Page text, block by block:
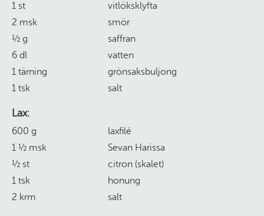
1 st
vitlöksklyfta
2 msk
smör
½ g
saffran
6 dl
vatten
1 tärning
grönsaksbuljong
1 tsk
salt
Lax:
600 g
laxfilé
1 ½ msk
Sevan Harissa
½ st
citron (skalet)
1 tsk
honung
2 krm
salt